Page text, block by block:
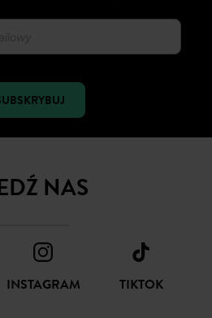
NAS
INSTAGRAM TIKTOK